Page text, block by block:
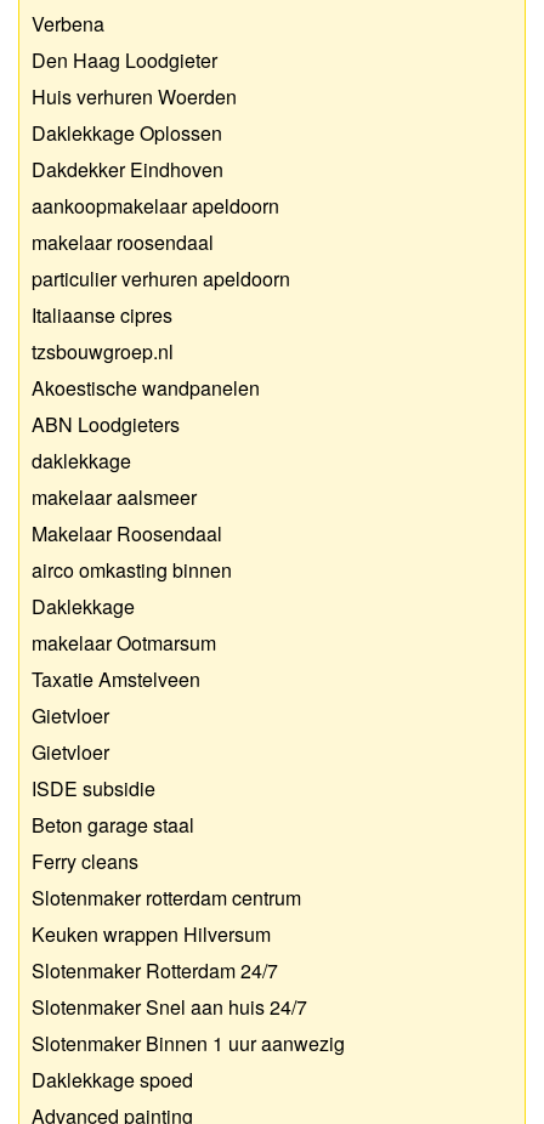
Verbena
Den Haag Loodgieter
Huis verhuren Woerden
Daklekkage Oplossen
Dakdekker Eindhoven
aankoopmakelaar apeldoorn
makelaar roosendaal
particulier verhuren apeldoorn
Italiaanse cipres
tzsbouwgroep.nl
Akoestische wandpanelen
ABN Loodgieters
daklekkage
makelaar aalsmeer
Makelaar Roosendaal
airco omkasting binnen
Daklekkage
makelaar Ootmarsum
Taxatie Amstelveen
Gietvloer
Gietvloer
ISDE subsidie
Beton garage staal
Ferry cleans
Slotenmaker rotterdam centrum
Keuken wrappen Hilversum
Slotenmaker Rotterdam 24/7
Slotenmaker Snel aan huis 24/7
Slotenmaker Binnen 1 uur aanwezig
Daklekkage spoed
Advanced painting